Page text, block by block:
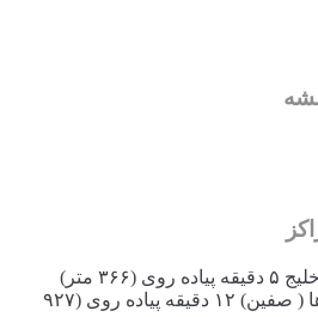
متر)
فاصله تا بازار عرب ها ( صفین) ۱۲ دقیقه پیاده ‌روی (۹۲۷